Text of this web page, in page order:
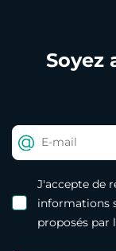
Soyez
J'accepte de
informations
proposés par